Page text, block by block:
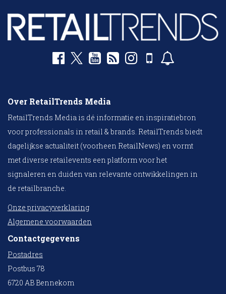
Over RetailTrends Media
RetailTrends Media is dé informatie en inspiratiebron
voor professionals in retail & brands. RetailTrends biedt
dagelijkse actualiteit (voorheen RetailNews) en vormt
met diverse retailevents een platform voor het
signaleren en duiden van relevante ontwikkelingen in
de retailbranche.
Onze privacyverklaring
Algemene voorwaarden
Contactgegevens
Postadres
Postbus 78
6720 AB Bennekom